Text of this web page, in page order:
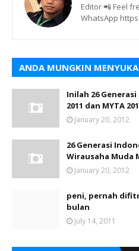
Editor 📲 Feel
WhatsApp
ANDA MUNGKIN
Inilah 26
2011 dan MYTA
January 20, 2012
26 Generasi
Wirausaha Muda
January 20, 2012
peni, pernah
bulan
July 14, 2011